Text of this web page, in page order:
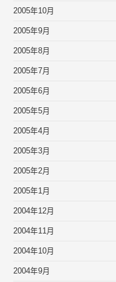
2005年10月
2005年9月
2005年8月
2005年7月
2005年6月
2005年5月
2005年4月
2005年3月
2005年2月
2005年1月
2004年12月
2004年11月
2004年10月
2004年9月